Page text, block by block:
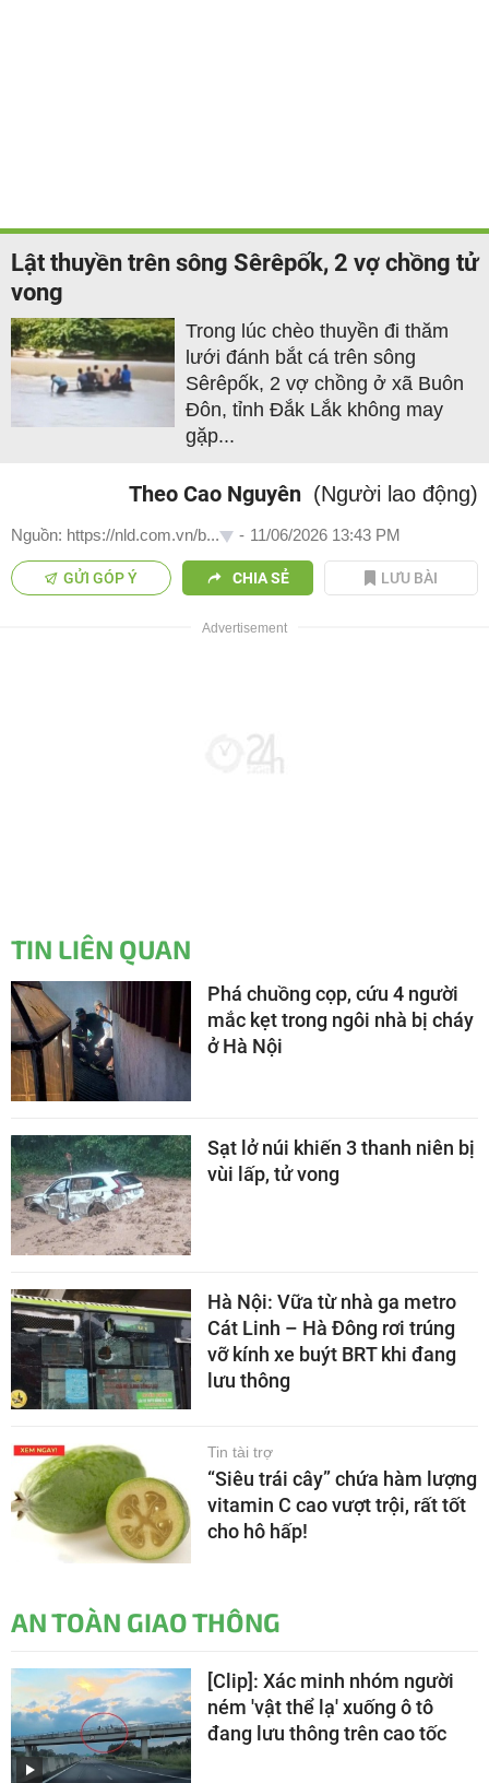
Lật thuyền trên sông Sêrêpốk, 2 vợ chồng tử
vong
Trong lúc chèo thuyền đi thăm
lưới đánh bắt cá trên sông
Sêrêpốk, 2 vợ chồng ở xã Buôn
Đôn, tỉnh Đắk Lắk không may
gặp...
Theo Cao Nguyên (Người lao động)
Nguồn: https://nld.com.vn/b... - 11/06/2026 13:43 PM
GỬI GÓP Ý CHIA SẺ LƯU BÀI
TIN LIÊN QUAN
Phá chuồng cọp, cứu 4 người
mắc kẹt trong ngôi nhà bị cháy
ở Hà Nội
Sạt lở núi khiến 3 thanh niên bị
vùi lấp, tử vong
Hà Nội: Vữa từ nhà ga metro
Cát Linh – Hà Đông rơi trúng
vỡ kính xe buýt BRT khi đang
lưu thông
Tin tài trợ
“Siêu trái cây” chứa hàm lượng
vitamin C cao vượt trội, rất tốt
cho hô hấp!
AN TOÀN GIAO THÔNG
[Clip]: Xác minh nhóm người
ném 'vật thể lạ' xuống ô tô
đang lưu thông trên cao tốc